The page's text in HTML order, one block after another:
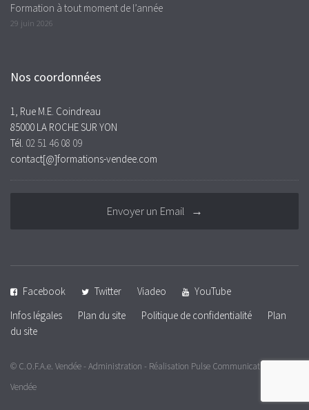
Formation à tout moment de l’année
29 juin 2026
Nos coordonnées
1, Rue M.E. Coindreau
85000 LA ROCHE SUR YON
Tél. 02 51 46 08 09
contact[@]formations-vendee.com
Envoyer un Email →
Facebook Twitter Viadeo
YouTube
Infos légales
Plan du site Politique de confidentialité
Plan
du site
© C.O.F.A.e. Vendée - Administration - Réalisation Pulse Communication |
Vendée